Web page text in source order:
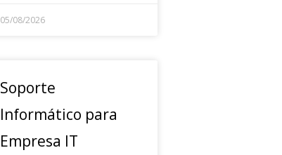
05/08/2026
Soporte
Informático para
Empresa IT